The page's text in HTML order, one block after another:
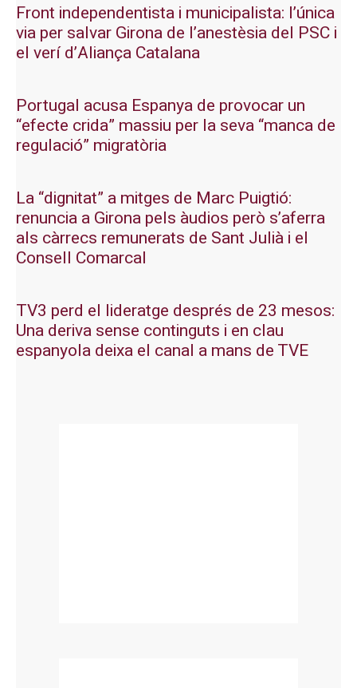
Front independentista i municipalista: l’única
via per salvar Girona de l’anestèsia del PSC i
el verí d’Aliança Catalana
Portugal acusa Espanya de provocar un
“efecte crida” massiu per la seva “manca de
regulació” migratòria
La “dignitat” a mitges de Marc Puigtió:
renuncia a Girona pels àudios però s’aferra
als càrrecs remunerats de Sant Julià i el
Consell Comarcal
TV3 perd el lideratge després de 23 mesos:
Una deriva sense continguts i en clau
espanyola deixa el canal a mans de TVE